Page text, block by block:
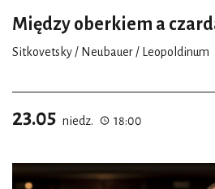
Między oberkiem a
Sitkovetsky / Neubauer / Leopoldinum
23.05 niedz. 18:00